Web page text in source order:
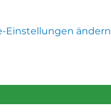
Einstellungen ändern